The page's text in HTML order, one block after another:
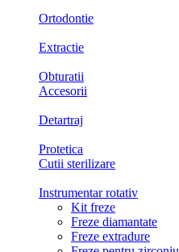
Ortodontie
Extractie
Obturatii
Accesorii
Detartraj
Protetica
Cutii sterilizare
Instrumentar rotativ
Kit freze
Freze diamantate
Freze extradure